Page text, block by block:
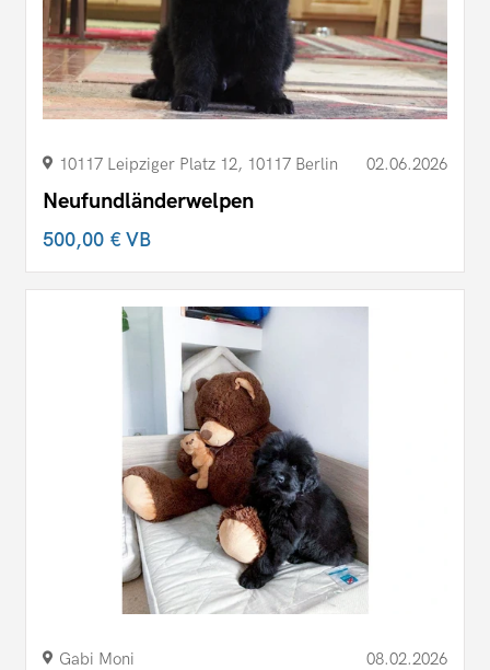
10117 Leipziger Platz 12, 10117 Berlin 02.06.2026
Neufundländerwelpen
500,00 €VB
Gabi Moni 08.02.2026